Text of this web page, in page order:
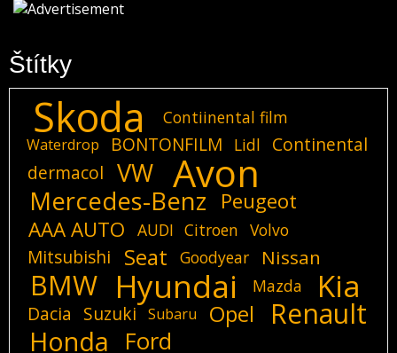
Štítky
Skoda Contiinental film
Waterdrop BONTONFILM Lidl
Continental
dermacol
VW Avon
Mercedes-Benz
Peugeot
AAA AUTO
AUDI Citroen Volvo
Mitsubishi Seat Goodyear Nissan
BMW Hyundai Mazda Kia
Dacia Suzuki Subaru Opel Renault
Honda Ford